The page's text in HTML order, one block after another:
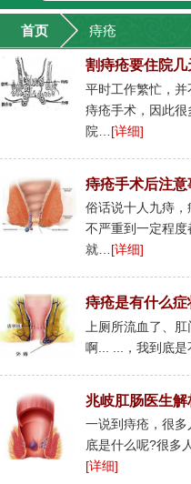
首页 痔疮
割痔疮要住院几
平时工作繁忙，
痔疮手术，因此
院… [详细]
痔疮手术后注意
俗话说十人九痔
不严重到一定程
就…[详细]
痔疮是有什么症
上厕所流血了、
啊... ...，我到底
兆岐肛肠医生解
一说到痔疮，很
底是什么呢?很多
[详细]